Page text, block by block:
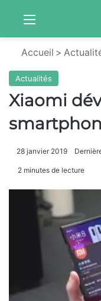
Accueil >
Actualités
Xiaomi
28 janvier 2019
2 minutes de lecture